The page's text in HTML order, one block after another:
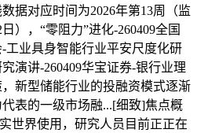
据对应时间为2026年第13周（监
），“零阻力”进化-260409全国
工业具身智能行业平安尺度化研
演讲-260409华宝证券-银行业理
新型储能行业的投融资模式逐渐
表的一级市场融...[细致]焦点概
世界使用，研究人员目前正正在